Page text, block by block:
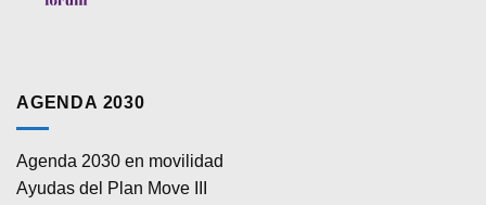
AGENDA 2030
Agenda 2030 en movilidad
Ayudas del Plan Move III